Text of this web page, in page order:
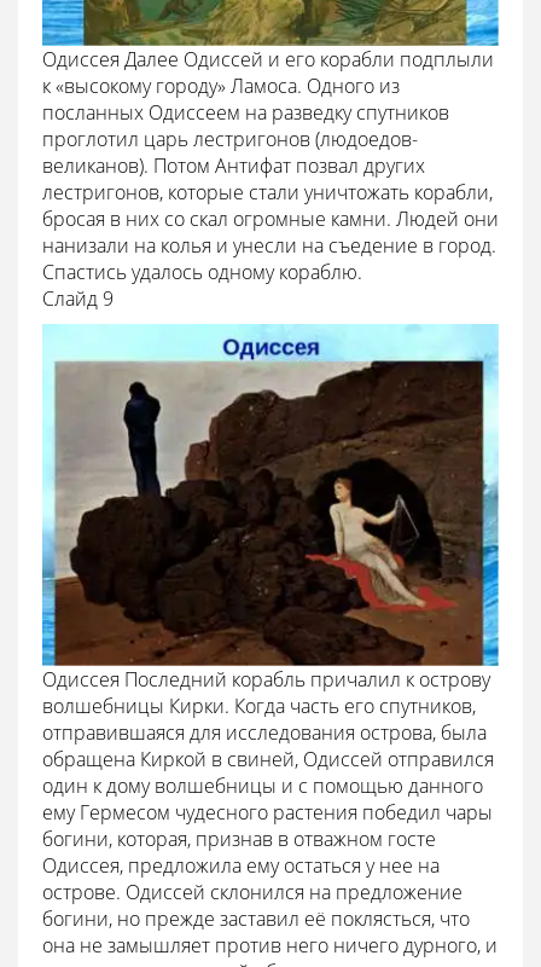
Одиссея Далее Одиссей и его корабли подплыли
к «высокому городу» Ламоса. Одного из
посланных Одиссеем на разведку спутников
проглотил царь лестригонов (людоедов-
великанов). Потом Антифат позвал других
лестригонов, которые стали уничтожать корабли,
бросая в них со скал огромные камни. Людей они
нанизали на колья и унесли на съедение в город.
Спастись удалось одному кораблю.
Cлайд 9
Одиссея Последний корабль причалил к острову
волшебницы Кирки. Когда часть его спутников,
отправившаяся для исследования острова, была
обращена Киркой в свиней, Одиссей отправился
один к дому волшебницы и с помощью данного
ему Гермесом чудесного растения победил чары
богини, которая, признав в отважном госте
Одиссея, предложила ему остаться у нее на
острове. Одиссей склонился на предложение
богини, но прежде заставил её поклясться, что
она не замышляет против него ничего дурного, и